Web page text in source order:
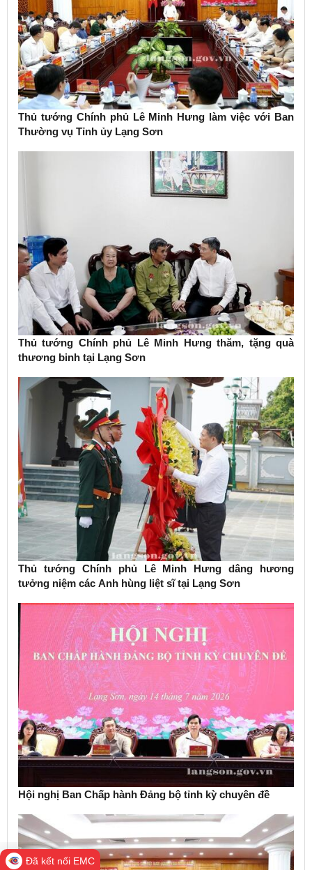
Thủ tướng Chính phủ Lê Minh Hưng làm việc với Ban
Thường vụ Tỉnh ủy Lạng Sơn
Thủ tướng Chính phủ Lê Minh Hưng thăm, tặng quà
thương binh tại Lạng Sơn
Thủ tướng Chính phủ Lê Minh Hưng dâng hương
tưởng niệm các Anh hùng liệt sĩ tại Lạng Sơn
Hội nghị Ban Chấp hành Đảng bộ tỉnh kỳ chuyên đề
Đã kết nối EMC